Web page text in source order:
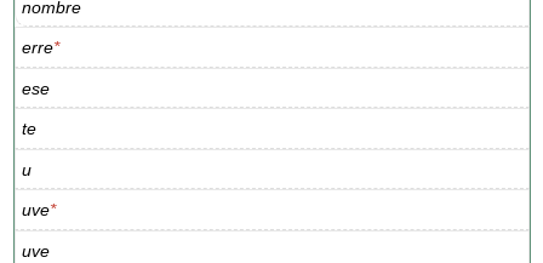
nombre
erre*
ese
te
u
uve*
uve